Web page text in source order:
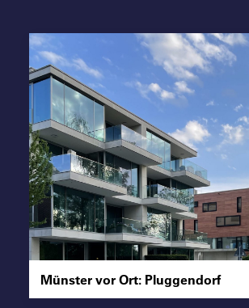
Vita
Kontakt
Suche
Münster vor Ort: Pluggendorf